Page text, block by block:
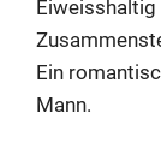
Ein
Mann.